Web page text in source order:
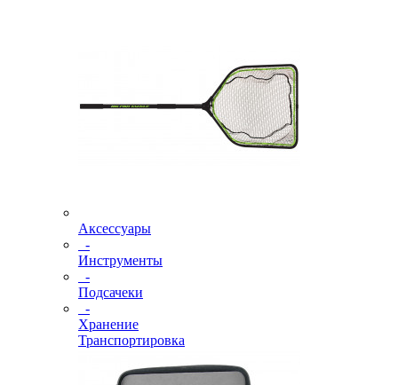
Аксессуары
-
Инструменты
-
Подсачеки
-
Хранение
Транспортировка